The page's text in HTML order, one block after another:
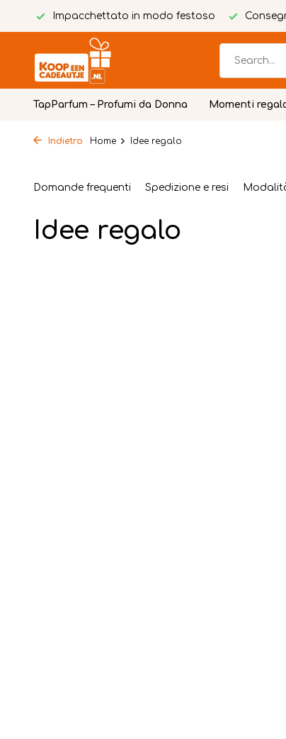
Impacchettato in modo festoso
TapParfum – Profumi da Donna Momenti
Indietro Home Idee regalo
Domande frequenti Spedizione e resi
Idee regalo